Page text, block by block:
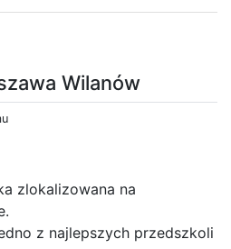
Wilanów
zlokalizowana na
z najlepszych przedszkoli